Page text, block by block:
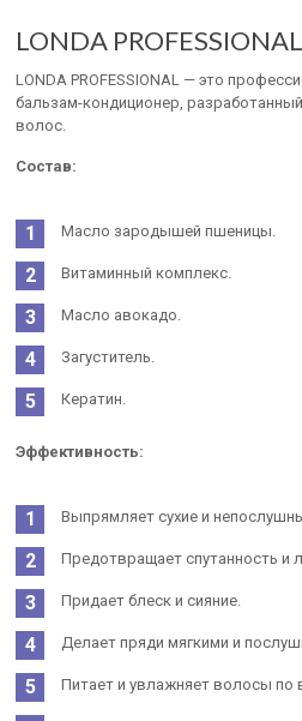
LONDA PROFESSIONAL
LONDA PROFESSIONAL — это
бальзам-кондиционер,
волос.
Состав:
Масло зародышей пшеницы.
Витаминный комплекс.
Масло авокадо.
Загуститель.
Кератин.
Эффективность:
Выпрямляет сухие и
Предотвращает спутанность и
Придает блеск и сияние.
Делает пряди мягкими и
Питает и увлажняет волосы по